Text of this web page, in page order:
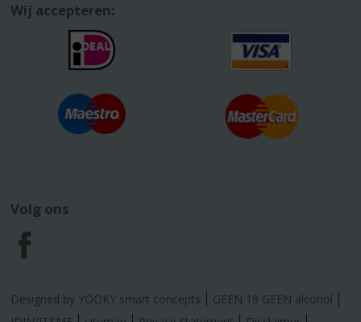
Wij accepteren:
Volg ons
F
a
Designed by YOOKY smart concepts
GEEN 18 GEEN alcohol